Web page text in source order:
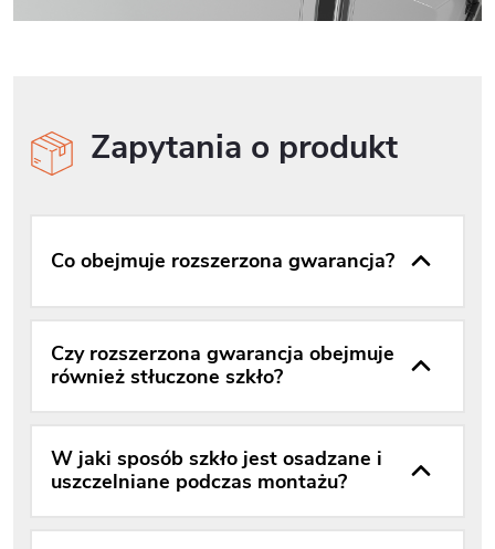
Zapytania o produkt
Co obejmuje rozszerzona gwarancja?
Czy rozszerzona gwarancja obejmuje
również stłuczone szkło?
W jaki sposób szkło jest osadzane i
uszczelniane podczas montażu?